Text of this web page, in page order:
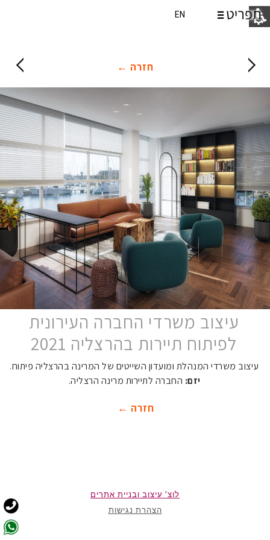
EN
חזרה ←
עיצוב משרדי החברה העירונית
לפיתוח תיירות בהרצליה 2021
עיצוב משרדי המנהלת ומועדון השייטים של המרינה בהרצליה פיתוח.
יזם: החברה לתיירות מרינה הרצליה.
חזרה ←
לוצ' עיצוב ובניית אתרים
הצהרת נגישות